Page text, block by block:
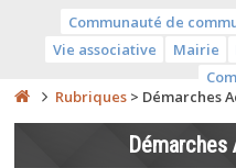
Communauté de
Vie associative
Mairie
Rubriques > Démarches